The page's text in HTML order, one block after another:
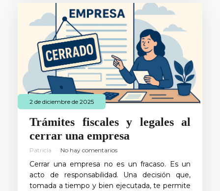
2 de diciembre de 2025
Trámites fiscales y legales al
cerrar una empresa
Patricia No hay comentarios
Cerrar una empresa no es un fracaso. Es un
acto de responsabilidad. Una decisión que,
tomada a tiempo y bien ejecutada, te permite